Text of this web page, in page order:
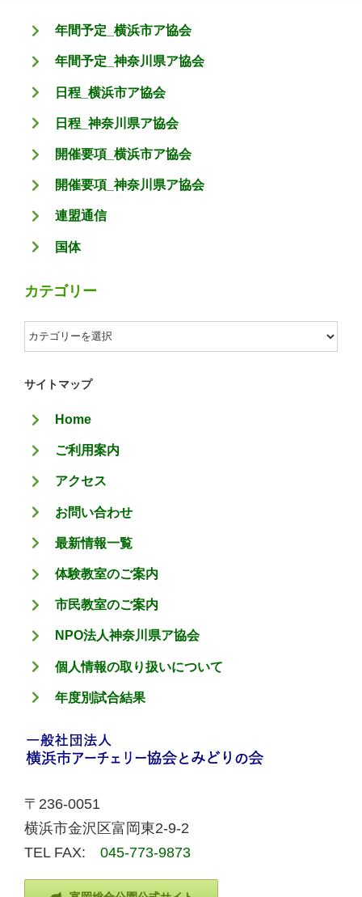
年間予定_横浜市ア協会
年間予定_神奈川県ア協会
日程_横浜市ア協会
日程_神奈川県ア協会
開催要項_横浜市ア協会
開催要項_神奈川県ア協会
連盟通信
国体
カテゴリー
カ
テ
ゴ
ー
サイトマップ
Home
ご利用案内
アクセス
お問い合わせ
最新情報一覧
体験教室のご案内
市民教室のご案内
NPO法人神奈川県ア協会
個人情報の取り扱いについて
年度別試合結果
〒236-0051
横浜市金沢区富岡東2-9-2
TEL FAX: 045-773-9873